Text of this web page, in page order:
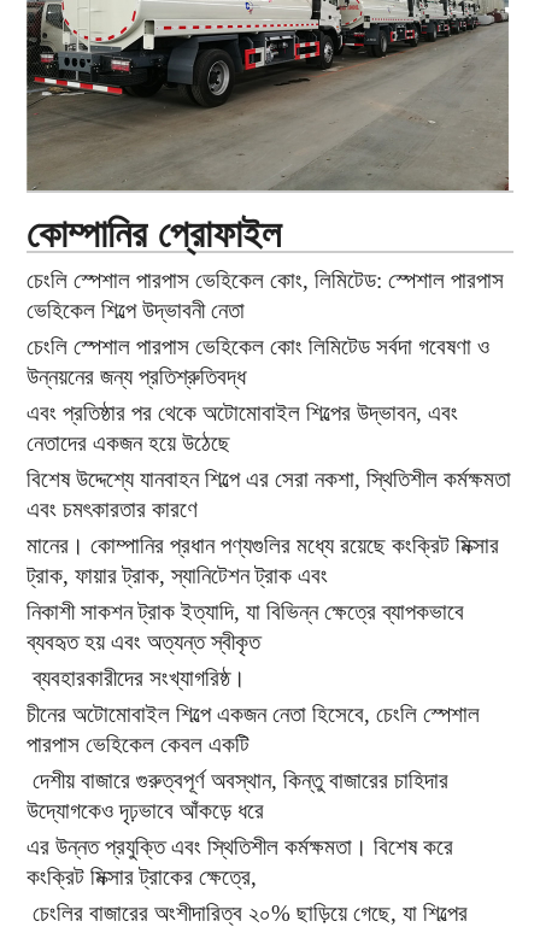
কোম্পানির প্রোফাইল
চেংলি স্পেশাল পারপাস ভেহিকেল কোং, লিমিটেড: স্পেশাল পারপাস
ভেহিকেল শিল্পে উদ্ভাবনী নেতা
চেংলি স্পেশাল পারপাস ভেহিকেল কোং লিমিটেড সর্বদা গবেষণা ও
উন্নয়নের জন্য প্রতিশ্রুতিবদ্ধ
এবং প্রতিষ্ঠার পর থেকে অটোমোবাইল শিল্পের উদ্ভাবন, এবং
নেতাদের একজন হয়ে উঠেছে
বিশেষ উদ্দেশ্যে যানবাহন শিল্পে এর সেরা নকশা, স্থিতিশীল কর্মক্ষমতা
এবং চমৎকারতার কারণে
মানের। কোম্পানির প্রধান পণ্যগুলির মধ্যে রয়েছে কংক্রিট মিক্সার
ট্রাক, ফায়ার ট্রাক, স্যানিটেশন ট্রাক এবং
নিকাশী সাকশন ট্রাক ইত্যাদি, যা বিভিন্ন ক্ষেত্রে ব্যাপকভাবে
ব্যবহৃত হয় এবং অত্যন্ত স্বীকৃত
ব্যবহারকারীদের সংখ্যাগরিষ্ঠ।
চীনের অটোমোবাইল শিল্পে একজন নেতা হিসেবে, চেংলি স্পেশাল
পারপাস ভেহিকেল কেবল একটি
দেশীয় বাজারে গুরুত্বপূর্ণ অবস্থান, কিন্তু বাজারের চাহিদার
উদ্যোগকেও দৃঢ়ভাবে আঁকড়ে ধরে
এর উন্নত প্রযুক্তি এবং স্থিতিশীল কর্মক্ষমতা। বিশেষ করে
কংক্রিট মিক্সার ট্রাকের ক্ষেত্রে,
চেংলির বাজারের অংশীদারিত্ব ২০% ছাড়িয়ে গেছে, যা শিল্পের